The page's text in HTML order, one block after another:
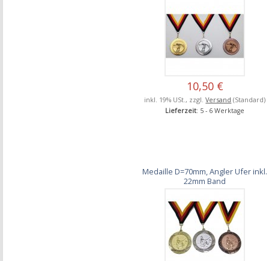
10,50 €
inkl. 19% USt., zzgl.Versand (Standard)
Lieferzeit: 5 - 6 Werktage
Medaille D=70mm, Angler Ufer inkl.
22mm Band